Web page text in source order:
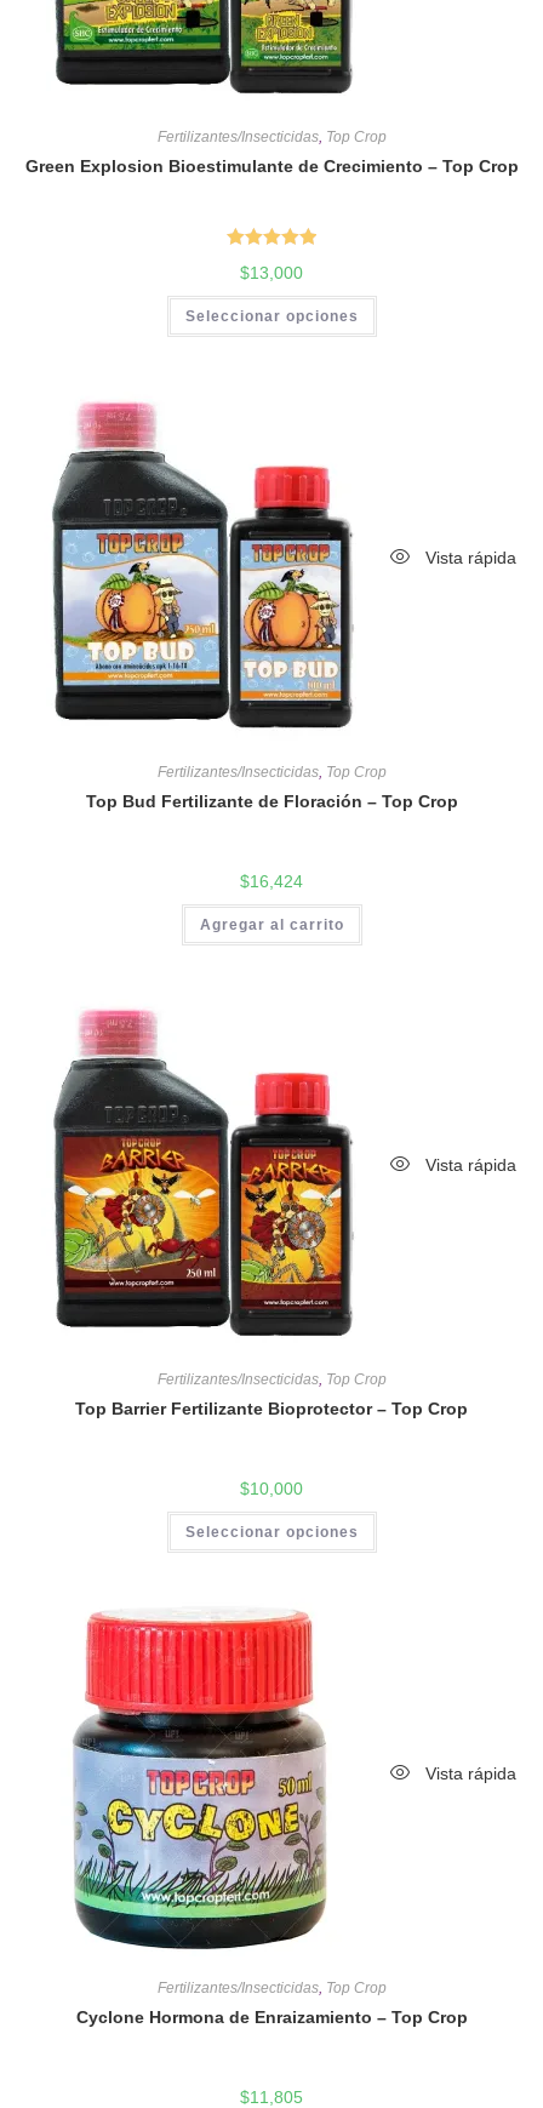
Fertilizantes/Insecticidas, Top Crop
Green Explosion Bioestimulante de Crecimiento – Top Crop
$13,000
Seleccionar opciones
Vista rápida
Fertilizantes/Insecticidas, Top Crop
Top Bud Fertilizante de Floración – Top Crop
$16,424
Agregar al carrito
Vista rápida
Fertilizantes/Insecticidas, Top Crop
Top Barrier Fertilizante Bioprotector – Top Crop
$10,000
Seleccionar opciones
Vista rápida
Fertilizantes/Insecticidas, Top Crop
Cyclone Hormona de Enraizamiento – Top Crop
$11,805